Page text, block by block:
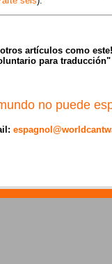
artículos como
para
no puede